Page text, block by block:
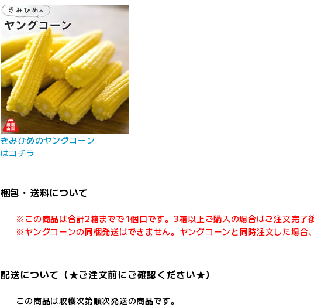
きみひめのヤングコーン
はコチラ
梱包・送料について
※この商品は合計2箱までで1個口です。3箱以上ご購入の場合はご注文完了
※ヤングコーンの同梱発送はできません。ヤングコーンと同時注文した場合
配送について（★ご注文前にご確認ください★）
この商品は収穫次第順次発送の商品です。